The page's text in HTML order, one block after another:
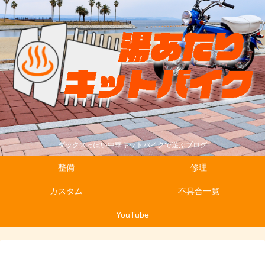
ダックスっぽい中華キットバイクで遊ぶブログ
整備 修理
カスタム 不具合一覧
YouTube